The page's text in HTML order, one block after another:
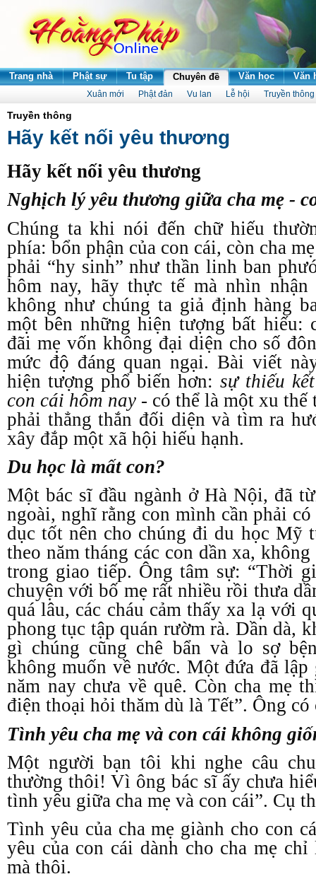
Trang nhà Phật sự Tu tập Chuyên đề Văn học Văn
Xuân mới Phật đản Vu lan Lễ hội Truyền thông
Truyền thông
Hãy kết nối yêu thương
Hãy kết nối yêu thương
Nghịch lý yêu thương giữa cha mẹ -
Chúng ta khi nói đến chữ hiếu
phía: bổn phận của con cái, còn cha
phải “hy sinh” như thần linh ban
hôm nay, hãy thực tế mà nhìn
không như chúng ta giả định hàng
một bên những hiện tượng bất hiếu:
đãi mẹ vốn không đại diện cho số
mức độ đáng quan ngại. Bài viết
hiện tượng phổ biến hơn:sự thiếu
con cái hôm nay - có thể là một xu thế
phải thẳng thắn đối diện và tìm ra
xây đắp một xã hội hiếu hạnh.
Du học là mất con?
Một bác sĩ đầu ngành ở Hà Nội, đã
ngoài, nghĩ rằng con mình cần phải
dục tốt nên cho chúng đi du học Mỹ
theo năm tháng các con dần xa,
trong giao tiếp. Ông tâm sự: “Thời
chuyện với bố mẹ rất nhiều rồi thưa
quá lâu, các cháu cảm thấy xa lạ với
phong tục tập quán rườm rà. Dần dà,
gì chúng cũng chê bẩn và lo sợ
không muốn về nước. Một đứa đã
năm nay chưa về quê. Còn cha mẹ
điện thoại hỏi thăm dù là Tết”. Ông có
Tình yêu cha mẹ và con cái không
Một người bạn tôi khi nghe câu
thường thôi! Vì ông bác sĩ ấy chưa
tình yêu giữa cha mẹ và con cái”. Cụ
Tình yêu của cha mẹ giành cho con
yêu của con cái dành cho cha mẹ
mà thôi.